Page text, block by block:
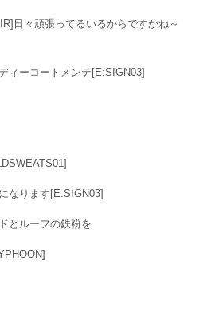
日々頑張ってるいるからですかね～
ィーコートメンテ[E:SIGN03]
なります[E:SIGN03]
とルーフの鉄粉を